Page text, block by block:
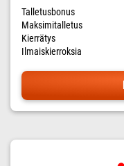
Talletusbonus
Maksimitalletus
Kierrätys
Ilmaiskierroksia